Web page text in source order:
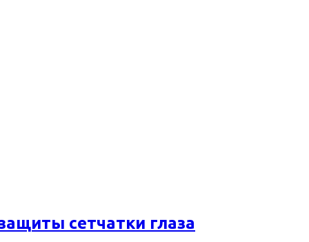
сетчатки глаза